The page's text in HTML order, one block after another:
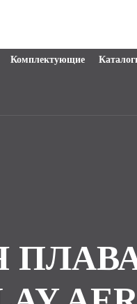
Комплектующие